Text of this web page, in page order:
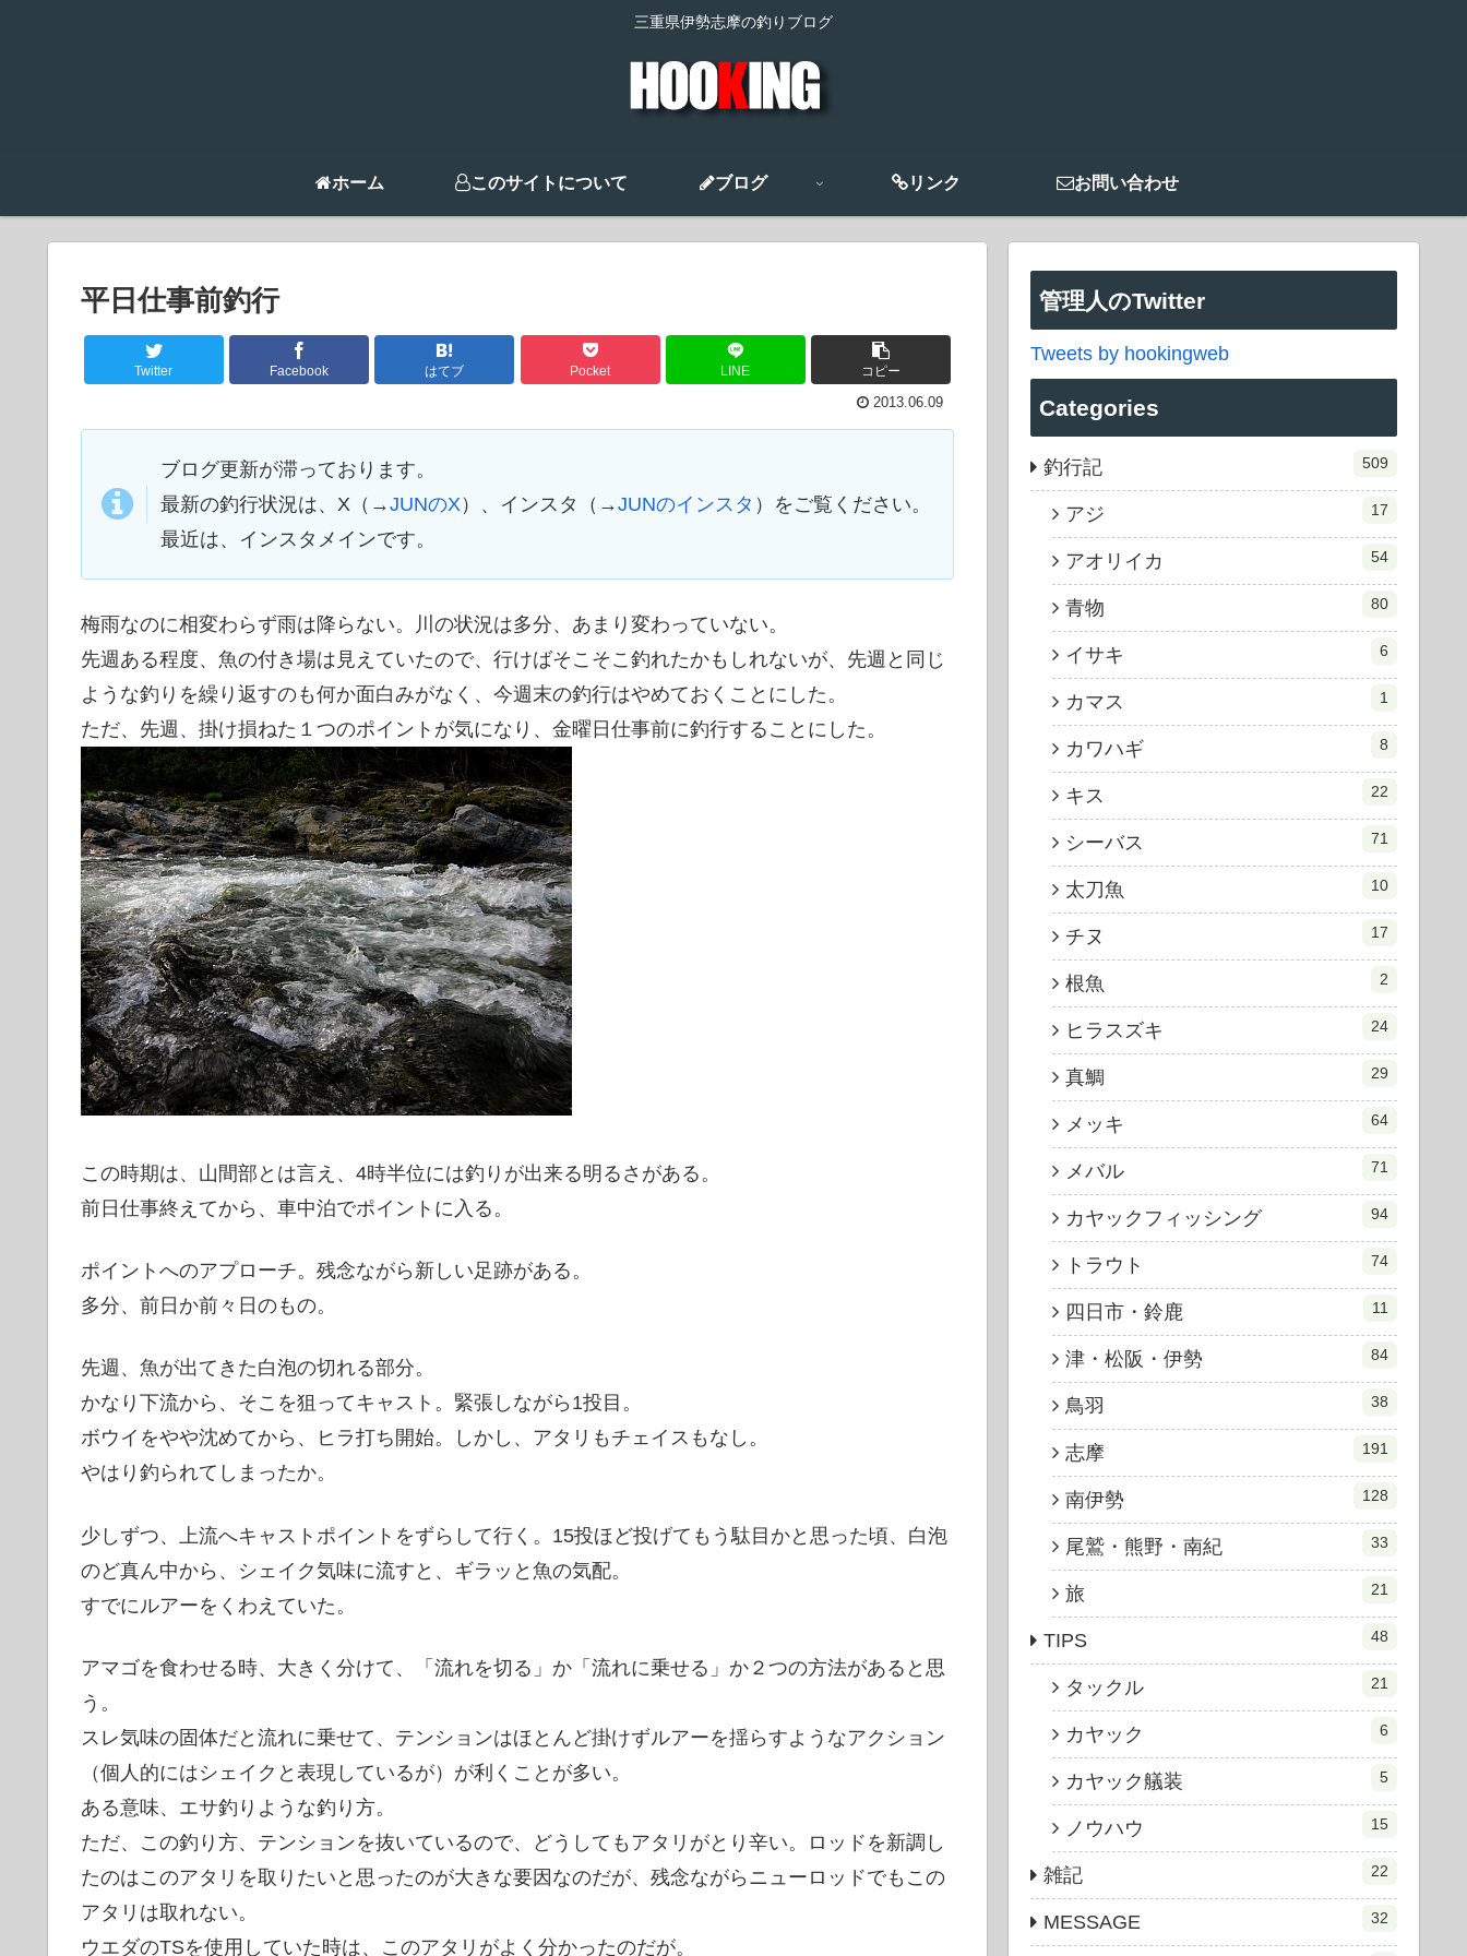
三重県伊勢志摩の釣りブログ
ホーム このサイトについて ブログ リンク お問い合わせ
平日仕事前釣行
Twitter Facebook はてブ Pocket LINE コピー
2013.06.09
ブログ更新が滞っております。
最新の釣行状況は、X（→JUNのX ）、インスタ（→JUNのインスタ ）をご覧ください。
最近は、インスタメインです。
梅雨なのに相変わらず雨は降らない。川の状況は多分、あまり変わっていない。
先週ある程度、魚の付き場は見えていたので、行けばそこそこ釣れたかもしれないが、先週と同じ
ような釣りを繰り返すのも何か面白みがなく、今週末の釣行はやめておくことにした。
ただ、先週、掛け損ねた１つのポイントが気になり、金曜日仕事前に釣行することにした。
この時期は、山間部とは言え、4時半位には釣りが出来る明るさがある。
前日仕事終えてから、車中泊でポイントに入る。
ポイントへのアプローチ。残念ながら新しい足跡がある。
多分、前日か前々日のもの。
先週、魚が出てきた白泡の切れる部分。
かなり下流から、そこを狙ってキャスト。緊張しながら1投目。
ボウイをやや沈めてから、ヒラ打ち開始。しかし、アタリもチェイスもなし。
やはり釣られてしまったか。
少しずつ、上流へキャストポイントをずらして行く。15投ほど投げてもう駄目かと思った頃、白泡
のど真ん中から、シェイク気味に流すと、ギラッと魚の気配。
すでにルアーをくわえていた。
アマゴを食わせる時、大きく分けて、「流れを切る」か「流れに乗せる」か２つの方法があると思
う。
スレ気味の固体だと流れに乗せて、テンションはほとんど掛けずルアーを揺らすようなアクション
（個人的にはシェイクと表現しているが）が利くことが多い。
ある意味、エサ釣りような釣り方。
ただ、この釣り方、テンションを抜いているので、どうしてもアタリがとり辛い。ロッドを新調し
たのはこのアタリを取りたいと思ったのが大きな要因なのだが、残念ながらニューロッドでもこの
アタリは取れない。
ウエダのTSを使用していた時は、このアタリがよく分かったのだが。
管理人のTwitter
Tweets by hookingweb
Categories
釣行記 509
アジ 17
アオリイカ 54
青物 80
イサキ 6
カマス 1
カワハギ 8
キス 22
シーバス 71
太刀魚 10
チヌ 17
根魚 2
ヒラスズキ 24
真鯛 29
メッキ 64
メバル 71
カヤックフィッシング 94
トラウト 74
四日市・鈴鹿 11
津・松阪・伊勢 84
鳥羽 38
志摩 191
南伊勢 128
尾鷲・熊野・南紀 33
旅 21
TIPS 48
タックル 21
カヤック 6
カヤック艤装 5
ノウハウ 15
雑記 22
MESSAGE 32